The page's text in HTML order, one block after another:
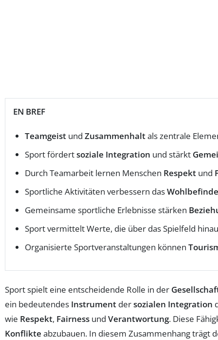
EN BREF
Teamgeist und Zusammenhaltals zentrale
Sport fördertsoziale Integration und stärkt
Durch Teamarbeit lernen Menschen Respekt und
Sportliche Aktivitäten verbessern das
Gemeinsame sportliche Erlebnisse stärken
Sport vermittelt Werte, die über das Spielfeld
Organisierte Sportveranstaltungen können
Sport spielt eine entscheidende Rolle in der
ein bedeutendes Instrument dersozialen Integration
wie Respekt, Fairness und Verantwortung. Diese
Konflikte abzubauen. In diesem Zusammenhang trägt